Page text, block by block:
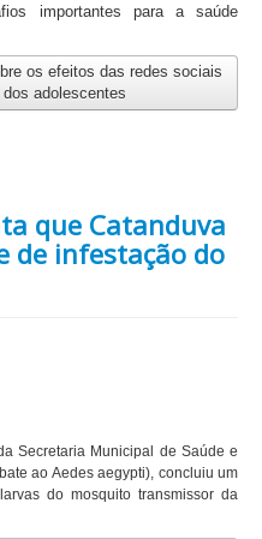
importantes para a saúde
os efeitos das redes sociais
adolescentes
que Catanduva
de infestação do
Secretaria Municipal de Saúde e
ao Aedes aegypti), concluiu um
do mosquito transmissor da